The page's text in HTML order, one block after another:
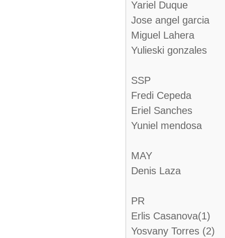
Yariel Duque
Jose angel garcia
Miguel Lahera
Yulieski gonzales
SSP
Fredi Cepeda
Eriel Sanches
Yuniel mendosa
MAY
Denis Laza
PR
Erlis Casanova(1)
Yosvany Torres (2)